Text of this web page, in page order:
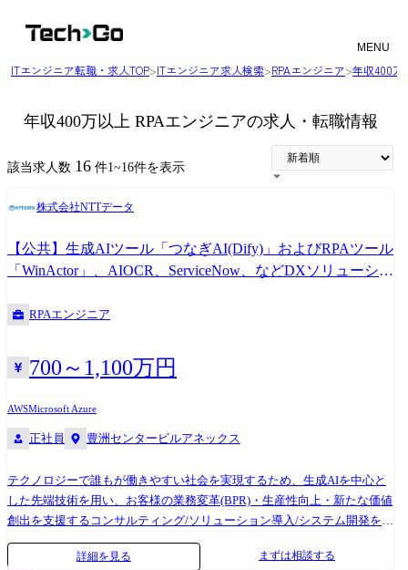
MENU
ITエンジニア転職・求人TOP>ITエンジニア求人検索>RPAエンジニア>年収400万
年収400万以上 RPAエンジニアの求人・転職情報
該当求人数 16 件1~16件を表示
株式会社NTTデータ
【公共】生成AIツール「つなぎAI(Dify)」およびRPAツール
「WinActor」、AIOCR、ServiceNow、などDXソリューショ
RPAエンジニア
700～1,100万円
AWSMicrosoft Azure
正社員 豊洲センタービルアネックス
テクノロジーで誰もが働きやすい社会を実現するため、生成AIを中心と
した先端技術を用い、お客様の業務変革(BPR)・生産性向上・新たな価値
創出を支援するコンサルティング/ソリューション導入/システム開発を担
っていただきます。 単なるソリューション販売や受託型開発のみなら
ず、業務・経営課題の深い理解に基づき、現状分析から変革構想策定、
詳細を見る まずは相談する